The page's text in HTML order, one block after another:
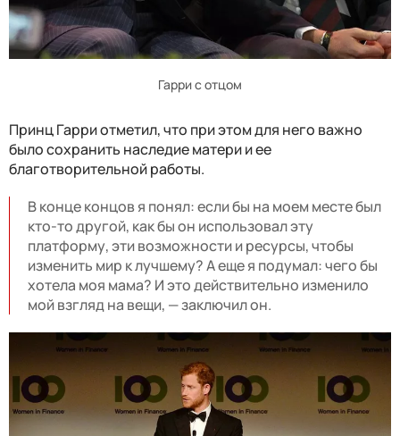
Гарри с отцом
Принц Гарри отметил, что при этом для него важно
было сохранить наследие матери и ее
благотворительной работы.
В конце концов я понял: если бы на моем месте был
кто-то другой, как бы он использовал эту
платформу, эти возможности и ресурсы, чтобы
изменить мир к лучшему? А еще я подумал: чего бы
хотела моя мама? И это действительно изменило
мой взгляд на вещи, — заключил он.